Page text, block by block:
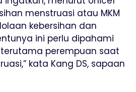
menstruasi atau MKM
kebersihan dan
ini perlu dipahami
perempuan saat
kata Kang DS, sapaan